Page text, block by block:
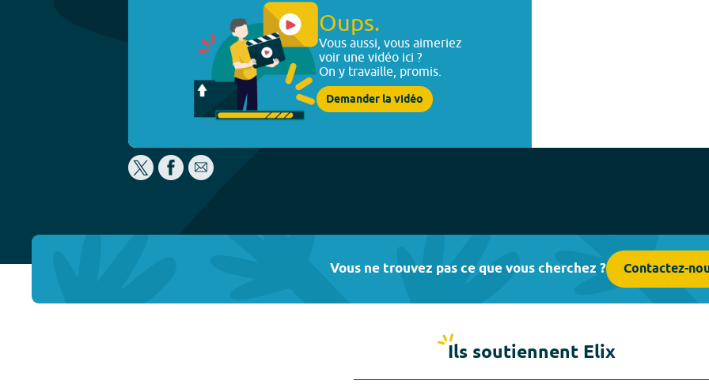
Oups.
Vous aussi, vous aimeriez
voir une vidéo ici ?
On y travaille, promis.
Demander la vidéo
Vous ne trouvez pas ce que vous cherchez ? Contactez-
Ils soutiennent Elix